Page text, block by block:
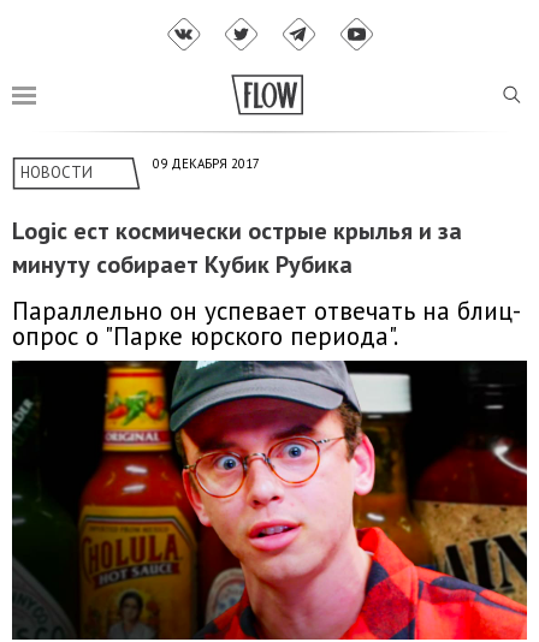
НОВОСТИ 09 ДЕКАБРЯ 2017
Logic ест космически острые крылья и за
минуту собирает Кубик Рубика
Параллельно он успевает отвечать на блиц-
опрос о "Парке юрского периода".